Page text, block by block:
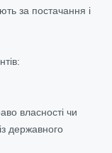
за постачання і
власності чи
державного